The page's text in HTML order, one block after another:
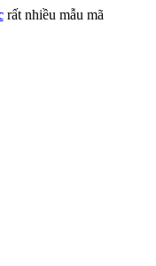
rất nhiều mẫu mã